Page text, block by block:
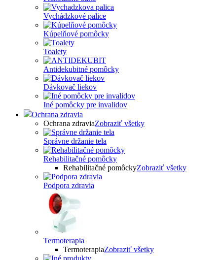
Vychádzkové palice
Kúpelňové pomôcky
Toalety
Antidekubitné pomôcky
Dávkovač liekov
Iné pomôcky pre invalidov
Ochrana zdravia
Ochrana zdraviaZobraziť všetky
Správne držanie tela
Rehabilitačné pomôcky
Rehabilitačné pomôckyZobraziť všetky
Podpora zdravia
Termoterapia
TermoterapiaZobraziť všetky